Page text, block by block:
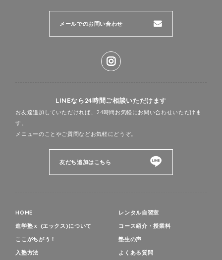
メールでのお問い合わせ
LINEなら24時間ご相談いただけます
お友達追加していただければ、24時間お気軽にお問い合わせいただけま
す。
メニューのことやご質問などお気軽にどうぞ。
友だち追加はこちら
HOME
進学塾ｘ (エックス)について
ここがちがう！
入塾方法
レンタル自習室
コース紹介・授業料
塾生の声
よくある質問